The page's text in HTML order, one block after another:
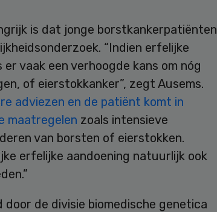
is dat jonge borstkankerpatiënten
“Indien erfelijke
vaak een verhoogde kans om nóg
of eierstokkanker”, zegt Ausems.
adviezen en de patiënt komt in
maatregelen zoals intensieve
van borsten of eierstokken.
erfelijke aandoening natuurlijk ook
de divisie biomedische genetica